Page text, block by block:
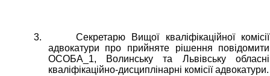
3.
Секретарю Вищої кваліфікаційної комісії
адвокатури про прийняте рішення повідомити
ОСОБА_1, Волинську та Львівську обласні
кваліфікаційно-дисциплінарні комісії адвокатури.